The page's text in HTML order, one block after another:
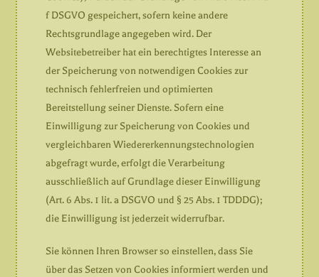
f DSGVO gespeichert, sofern keine andere
Rechtsgrundlage angegeben wird. Der
Websitebetreiber hat ein berechtigtes Interesse an
der Speicherung von notwendigen Cookies zur
technisch fehlerfreien und optimierten
Bereitstellung seiner Dienste. Sofern eine
Einwilligung zur Speicherung von Cookies und
vergleichbaren Wiedererkennungstechnologien
abgefragt wurde, erfolgt die Verarbeitung
ausschließlich auf Grundlage dieser Einwilligung
(Art. 6 Abs. 1 lit. a DSGVO und § 25 Abs. 1 TDDDG);
die Einwilligung ist jederzeit widerrufbar.
Sie können Ihren Browser so einstellen, dass Sie
über das Setzen von Cookies informiert werden und